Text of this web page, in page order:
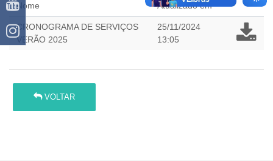
Nome Atualizado em
CRONOGRAMA DE SERVIÇOS
VERÃO 2025
25/11/2024
13:05
VOLTAR